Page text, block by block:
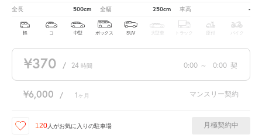
全長 500cm 全幅 250cm 車高 -
軽 コ 中型 ボックス SUV 大型車 トラック 原付 バイク
¥370 / 24 時間 0:00 ～ 0:00 契
¥6,000 / 1 ヶ月 マンスリー契約
120 人がお気に入りの駐車場 月極契約中